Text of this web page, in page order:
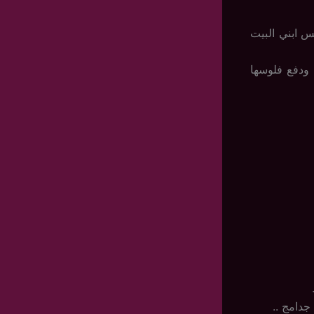
ابني البيت
فلوسها
جدامج ..